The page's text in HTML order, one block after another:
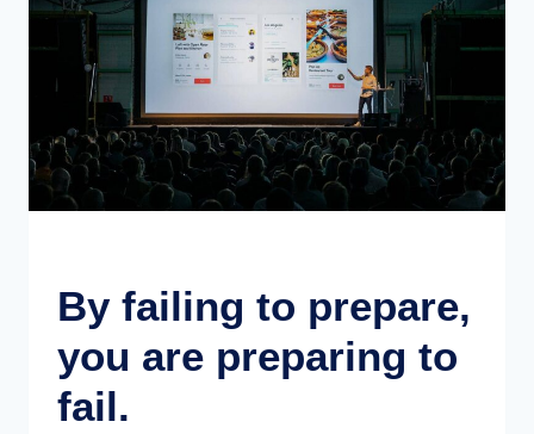
ABOUT
MAKING
MISTAKES,
JUST
DO
IT.
By failing to prepare,
you are preparing to
fail.